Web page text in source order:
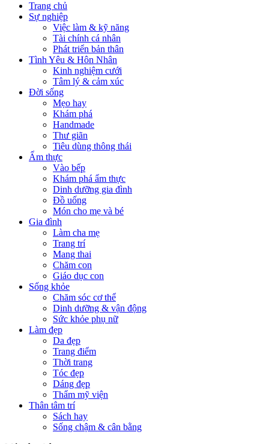
Trang chủ
Sự nghiệp
Việc làm & kỹ năng
Tài chính cá nhân
Phát triển bản thân
Tình Yêu & Hôn Nhân
Kinh nghiệm cưới
Tâm lý & cảm xúc
Đời sống
Mẹo hay
Khám phá
Handmade
Thư giãn
Tiêu dùng thông thái
Ẩm thực
Vào bếp
Khám phá ẩm thực
Dinh dưỡng gia đình
Đồ uống
Món cho mẹ và bé
Gia đình
Làm cha mẹ
Trang trí
Mang thai
Chăm con
Giáo dục con
Sống khỏe
Chăm sóc cơ thể
Dinh dưỡng & vận động
Sức khỏe phụ nữ
Làm đẹp
Da đẹp
Trang điểm
Thời trang
Tóc đẹp
Dáng đẹp
Thẩm mỹ viện
Thân tâm trí
Sách hay
Sống chậm & cân bằng